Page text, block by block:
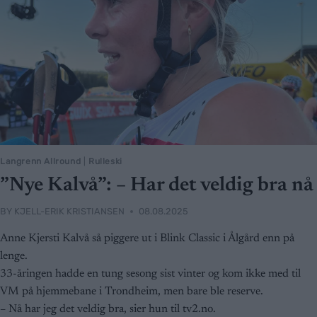
Langrenn Allround Rulleski
”Nye Kalvå”: – Har det veldig bra nå
BY KJELL-ERIK KRISTIANSEN 08.08.2025
Anne Kjersti Kalvå så piggere ut i Blink Classic i Ålgård enn på
lenge.
33-åringen hadde en tung sesong sist vinter og kom ikke med til
VM på hjemmebane i Trondheim, men bare ble reserve.
– Nå har jeg det veldig bra, sier hun til tv2.no.